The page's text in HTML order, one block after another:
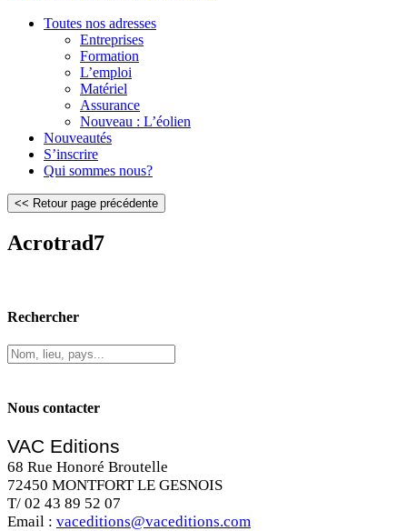
Toutes nos adresses
Entreprises
Formation
L’emploi
Matériel
Assurance
Nouveau : L’éolien
Nouveautés
S’inscrire
Qui sommes nous?
Acrotrad7
Rechercher
Nous contacter
VAC Editions
68 Rue Honoré Broutelle
72450 MONTFORT LE GESNOIS
T/ 02 43 89 52 07
Email : vaceditions@vaceditions.com